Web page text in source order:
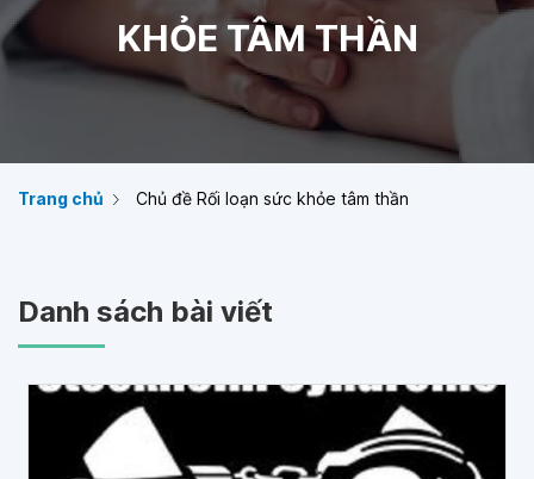
KHỎE TÂM THẦN
Trang chủ Chủ đề Rối loạn sức khỏe tâm thần
Danh sách bài viết